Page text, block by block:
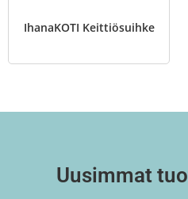
IhanaKOTI Keittiösuihke
Uusimmat